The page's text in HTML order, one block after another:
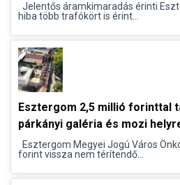
Jelentős áramkimaradás érinti
hiba több trafókört is érint...
Esztergom 2,5 millió forinttal
párkányi galéria és mozi
Esztergom Megyei Jogú Város
forint vissza nem térítendő...